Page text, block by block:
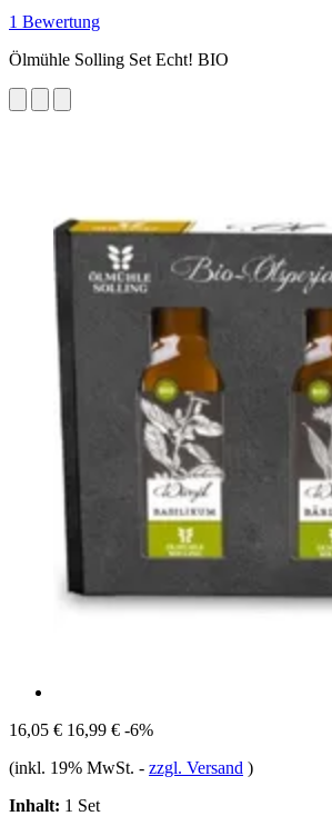
1 Bewertung
Ölmühle Solling Set Echt! BIO
16,05 € 16,99 € -6%
(inkl. 19% MwSt. - zzgl. Versand )
Inhalt: 1 Set